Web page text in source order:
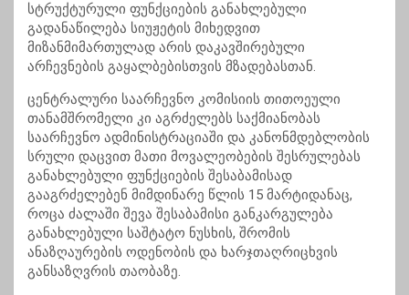
სტრუქტურული ფუნქციების განახლებული
გადანაწილება სიუჟეტის მიხედვით
მიზანმიმართულად არის დაკავშირებული
არჩევნების გაყალბებისთვის მზადებასთან.
ცენტრალური საარჩევნო კომისიის თითოეული
თანამშრომელი კი აგრძელებს საქმიანობას
საარჩევნო ადმინისტრაციაში და კანონმდებლობის
სრული დაცვით მათი მოვალეობების შესრულებას
განახლებული ფუნქციების შესაბამისად
გააგრძელებენ მიმდინარე წლის 15 მარტიდანაც,
როცა ძალაში შევა შესაბამისი განკარგულება
განახლებული საშტატო ნუსხის, შრომის
ანაზღაურების ოდენობის და ხარჯთაღრიცხვის
განსაზღვრის თაობაზე.